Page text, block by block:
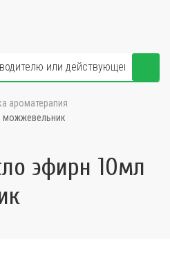
ароматерапия
можжевельник
эфирн 10мл